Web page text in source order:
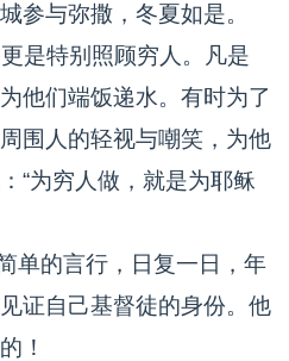
参与弥撒，冬夏如是。
是特别照顾穷人。凡是
他们端饭递水。有时为了
围人的轻视与嘲笑，为他
“为穷人做，就是为耶稣
单的言行，日复一日，年
证自己基督徒的身份。他
！